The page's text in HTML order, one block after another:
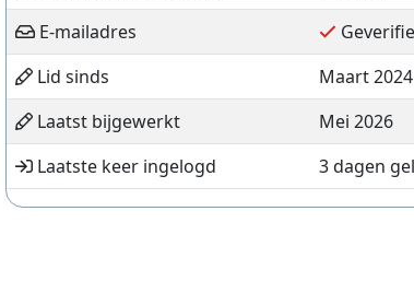
E-mailadres
Lid sinds
Maart 2024
Laatst bijgewerkt
Mei 2026
Laatste keer ingelogd
3 dagen